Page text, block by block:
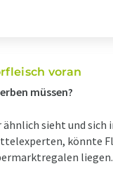
voran
müssen?
ähnlich sieht und sich
könnte
liegen.